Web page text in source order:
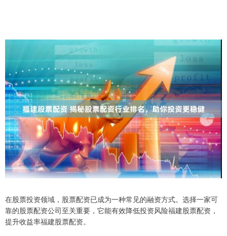
在股票投资领域，股票配资已成为一种常见的融资方式。选择一家可
靠的股票配资公司至关重要，它能有效降低投资风险福建股票配资，
提升收益率福建股票配资。